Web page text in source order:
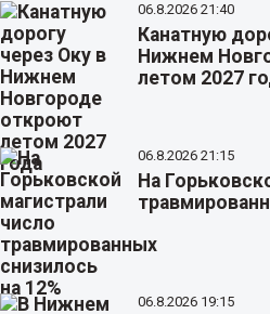
06.8.2026 21:40
Канатную
Нижнем
летом 2027
06.8.2026 21:15
На
06.8.2026 19:15